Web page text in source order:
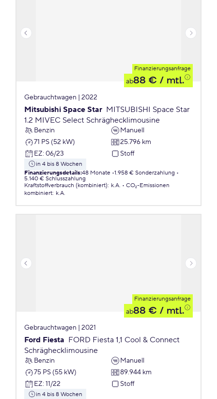
Finanzierungsanfrage
ab88 € / mtl.
Gebrauchtwagen | 2022
Mitsubishi Space Star MITSUBISHI Space Star
1.2 MIVEC Select Schräghecklimousine
Benzin
Manuell
71 PS (52 kW)
25.796 km
EZ: 06/23 Stoff
in 4 bis 8 Wochen
Finanzierungsdetails:48 Monate 1.958 € Sonderzahlung
5.140 € Schlusszahlung
Kraftstoffverbrauch (kombiniert): k.A.
CO₂-Emissionen
kombiniert: k.A.
Finanzierungsanfrage
ab88 € / mtl.
Gebrauchtwagen | 2021
Ford Fiesta FORD Fiesta 1,1 Cool & Connect
Schräghecklimousine
Benzin
Manuell
75 PS (55 kW)
89.944 km
EZ: 11/22 Stoff
in 4 bis 8 Wochen